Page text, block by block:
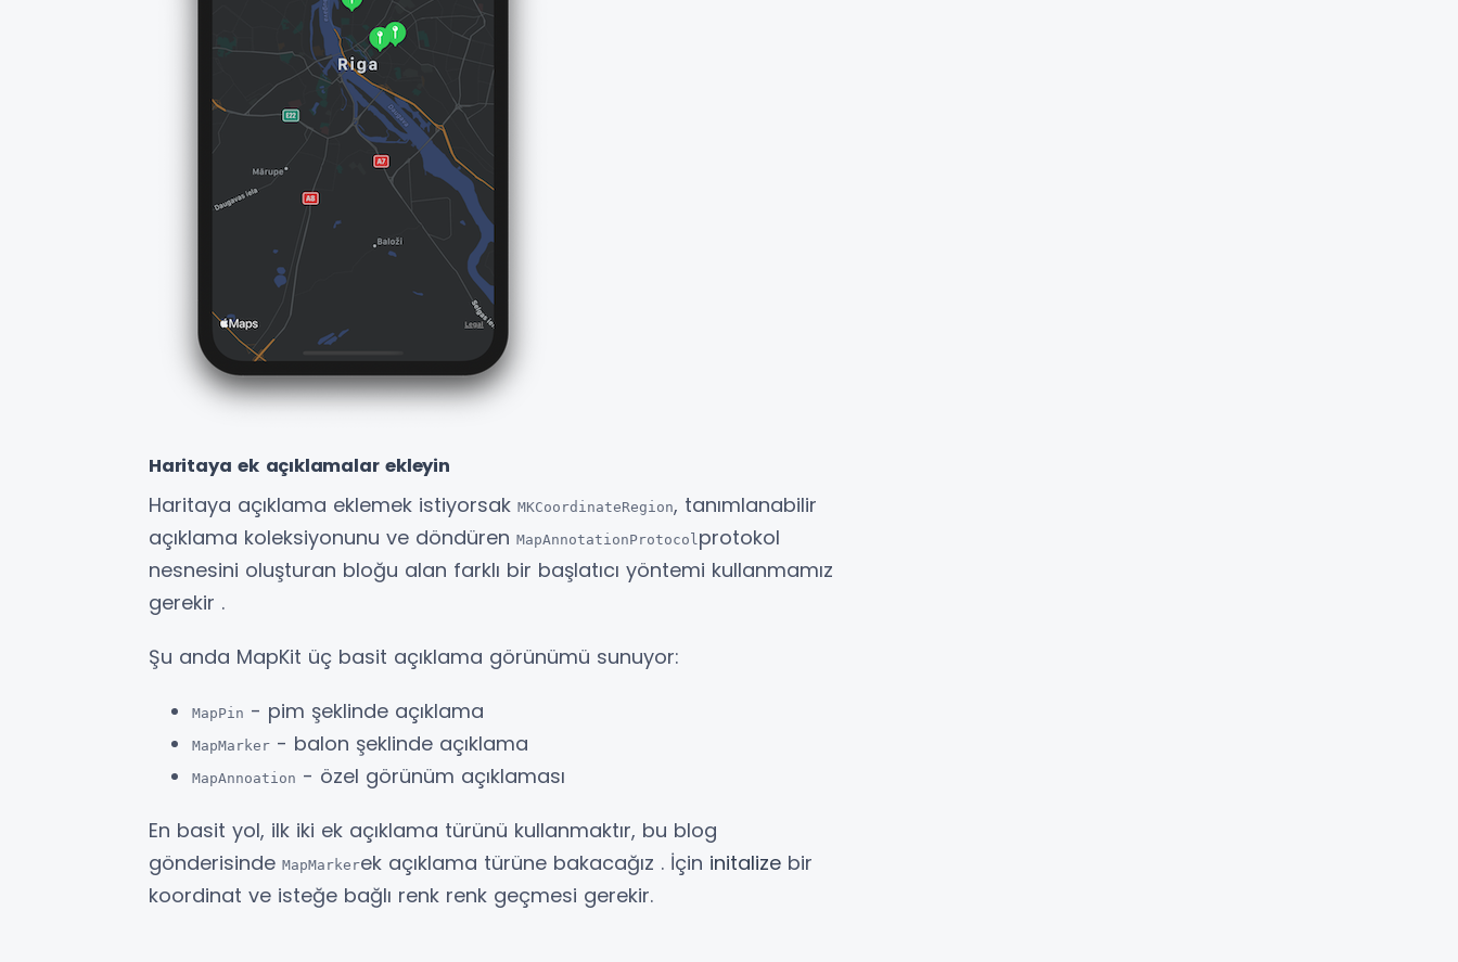
Haritaya ek açıklamalar ekleyin
Haritaya açıklama eklemek istiyorsak MKCoordinateRegion, tanımlanabilir
açıklama koleksiyonunu ve döndüren MapAnnotationProtocolprotokol
nesnesini oluşturan bloğu alan farklı bir başlatıcı yöntemi kullanmamız
gerekir .
Şu anda MapKit üç basit açıklama görünümü sunuyor:
MapPin - pim şeklinde açıklama
MapMarker - balon şeklinde açıklama
MapAnnoation - özel görünüm açıklaması
En basit yol, ilk iki ek açıklama türünü kullanmaktır, bu blog
gönderisinde MapMarkerek açıklama türüne bakacağız . İçin initalize bir
koordinat ve isteğe bağlı renk renk geçmesi gerekir.